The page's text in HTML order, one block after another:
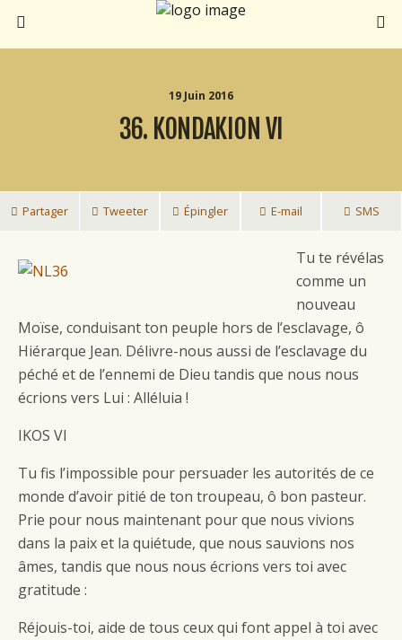
19 Juin 2016
36. KONDAKION VI
Partager Tweeter Épingler E-mail SMS
Tu te révélas
comme un
nouveau
Moïse, conduisant ton peuple hors de l’esclavage, ô
Hiérarque Jean. Délivre-nous aussi de l’esclavage du
péché et de l’ennemi de Dieu tandis que nous nous
écrions vers Lui : Alléluia !
IKOS VI
Tu fis l’impossible pour persuader les autorités de ce
monde d’avoir pitié de ton troupeau, ô bon pasteur.
Prie pour nous maintenant pour que nous vivions
dans la paix et la quiétude, que nous sauvions nos
âmes, tandis que nous nous écrions vers toi avec
gratitude :
Réjouis-toi, aide de tous ceux qui font appel à toi avec